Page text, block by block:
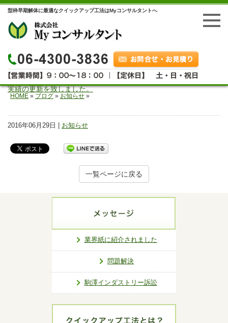
型枠早期解体に最適なクイックアップ工法はMyコンサルタントへ
HOME » ブログ » お知らせ »
実績の更新を致しました。
2016年06月29日 | お知らせ
一覧ページに戻る
業界紙に紹介されました
問題解決
駒澤インダストリー訴訟